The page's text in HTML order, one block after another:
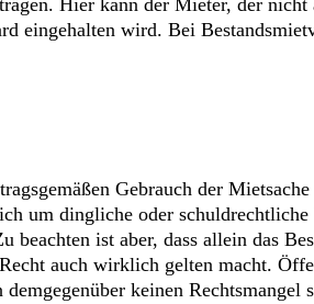
Hier kann der Mieter, der nicht
eingehalten wird. Bei
Gebrauch der
um dingliche oder
ist aber, dass allein das
auch wirklich gelten macht.
keinen Rechtsmangel